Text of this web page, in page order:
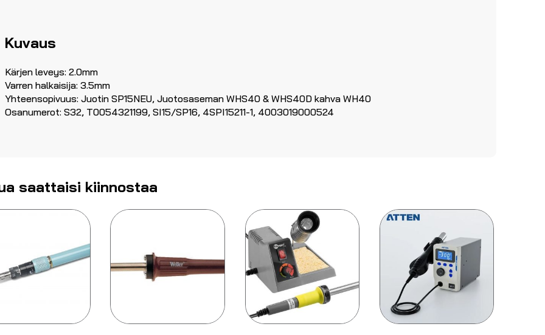
Kuvaus
Kärjen leveys: 2.0mm
Varren halkaisija: 3.5mm
Yhteensopivuus: Juotin SP15NEU, Juotosaseman WHS40 & WHS40D kahva WH40
Osanumerot: S32, T0054321199, SI15/SP16, 4SPI15211-1, 4003019000524
saattaisi kiinnostaa